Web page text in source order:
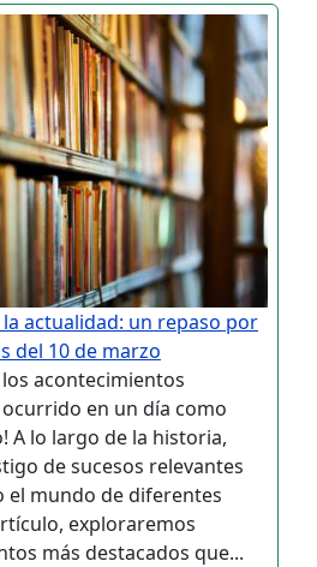
actualidad: un repaso por
del 10 de marzo
acontecimientos
en un día como
A lo largo de la historia,
de sucesos relevantes
el mundo de diferentes
exploraremos
más destacados que...